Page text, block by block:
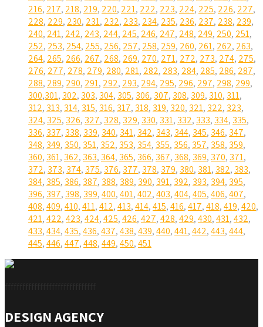
216, 217, 218, 219, 220, 221, 222, 223, 224, 225, 226, 227,
228, 229, 230, 231, 232, 233, 234, 235, 236, 237, 238, 239,
240, 241, 242, 243, 244, 245, 246, 247, 248, 249, 250, 251,
252, 253, 254, 255, 256, 257, 258, 259, 260, 261, 262, 263,
264, 265, 266, 267, 268, 269, 270, 271, 272, 273, 274, 275,
276, 277, 278, 279, 280, 281, 282, 283, 284, 285, 286, 287,
288, 289, 290, 291, 292, 293, 294, 295, 296, 297, 298, 299,
300,301, 302, 303, 304, 305, 306, 307, 308, 309, 310, 311,
312, 313, 314, 315, 316, 317, 318, 319, 320, 321, 322, 323,
324, 325, 326, 327, 328, 329, 330, 331, 332, 333, 334, 335,
336, 337, 338, 339, 340, 341, 342, 343, 344, 345, 346, 347,
348, 349, 350, 351, 352, 353, 354, 355, 356, 357, 358, 359,
360, 361, 362, 363, 364, 365, 366, 367, 368, 369, 370, 371,
372, 373, 374, 375, 376, 377, 378, 379, 380, 381, 382, 383,
384, 385, 386, 387, 388, 389, 390, 391, 392, 393, 394, 395,
396, 397, 398, 399,400,401,402,403,404,405,406,407,
408,409,410,411,412,413,414,415,416,417,418,419,420,
421,422,423,424,425,426,427,428,429,430,431,432,
433,434,435,436,437,438,439,440,441,442,443,444,
445,446,447,448,449,450,451
DESIGN AGENCY